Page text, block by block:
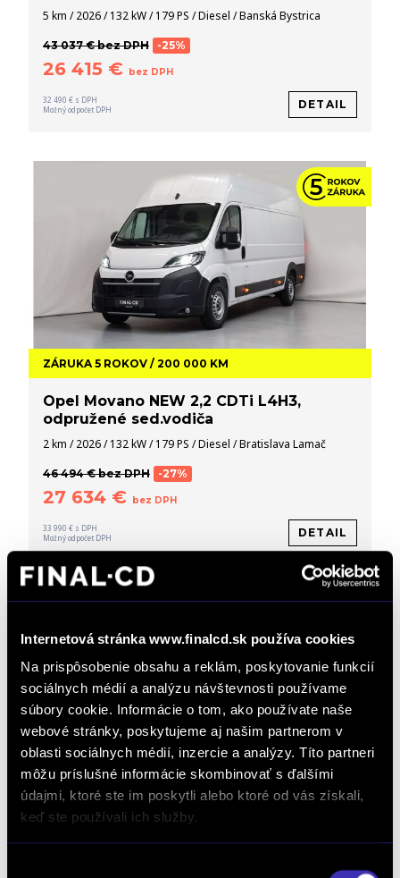
Internetová stránka www.finalcd.sk používa cookies
Na prispôsobenie obsahu a reklám, poskytovanie funkcií
sociálnych médií a analýzu návštevnosti používame
súbory cookie. Informácie o tom, ako používate naše
webové stránky, poskytujeme aj našim partnerom v
oblasti sociálnych médií, inzercie a analýzy. Títo partneri
môžu príslušné informácie skombinovať s ďalšími
údajmi, ktoré ste im poskytli alebo ktoré od vás získali,
keď ste používali ich služby.
5 km / 2026 / 132 kW / 179 PS / Diesel / Banská Bystrica
43 037 € bez DPH -25%
26 415 € bez DPH
32 490 € s DPH
Možný odpočet DPH
DETAIL
ZÁRUKA 5 ROKOV / 200 000 KM
Opel Movano NEW 2,2 CDTi L4H3,
odpružené sed.vodiča
2 km / 2026 / 132 kW / 179 PS / Diesel / Bratislava Lamač
46 494 € bez DPH -27%
27 634 € bez DPH
33 990 € s DPH
Možný odpočet DPH
DETAIL
Opel Movano NEW 2,2 CDTi L2H1 (záruka
5r / 200 000km)
2 km / 2026 / 103 kW / 140 PS / Diesel / Prievidza